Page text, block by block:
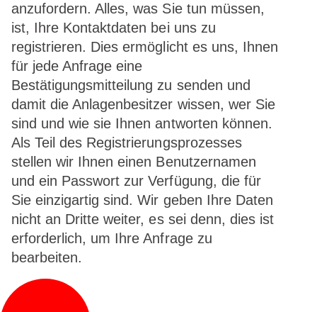
anzufordern. Alles, was Sie tun müssen,
ist, Ihre Kontaktdaten bei uns zu
registrieren. Dies ermöglicht es uns, Ihnen
für jede Anfrage eine
Bestätigungsmitteilung zu senden und
damit die Anlagenbesitzer wissen, wer Sie
sind und wie sie Ihnen antworten können.
Als Teil des Registrierungsprozesses
stellen wir Ihnen einen Benutzernamen
und ein Passwort zur Verfügung, die für
Sie einzigartig sind. Wir geben Ihre Daten
nicht an Dritte weiter, es sei denn, dies ist
erforderlich, um Ihre Anfrage zu
bearbeiten.